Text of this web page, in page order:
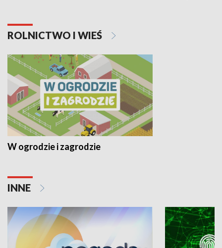
ROLNICTWO I WIEŚ
W ogrodzie i zagrodzie
INNE